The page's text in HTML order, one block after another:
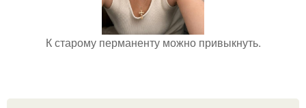
К старому перманенту можно привыкнуть.